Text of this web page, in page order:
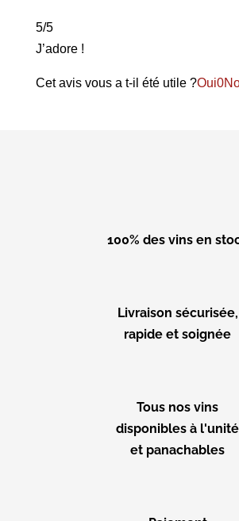
5/5
J’adore !
Cet avis vous a t-il été utile ?Oui0
100% des vins en
Livraison sécurisée,
rapide et soignée
Tous nos vins
disponibles à l'unité
et panachables